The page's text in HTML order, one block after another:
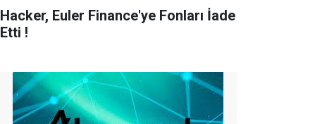
Hacker, Euler Finance'ye Fonları İade
Etti !